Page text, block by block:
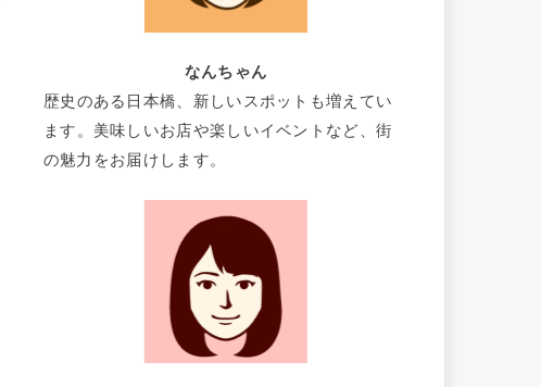
なんちゃん
歴史のある日本橋、新しいスポットも増えてい
ます。美味しいお店や楽しいイベントなど、街
の魅力をお届けします。